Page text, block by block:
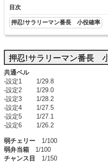
目次
押忍!サラリーマン番長 小役確率
押忍!サラリーマン番長
共通ベル
-設定1 1/29.8
-設定2 1/29.0
-設定3 1/28.2
-設定4 1/27.5
-設定5 1/27.1
-設定6 1/26.2
弱チェリー 1/100
弱弁当箱 1/100
チャンス目
1/150